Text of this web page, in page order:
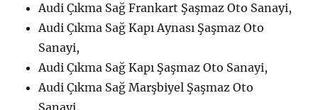
Audi Çıkma Sağ Frankart Şaşmaz Oto Sanayi,
Audi Çıkma Sağ Kapı Aynası Şaşmaz Oto
Sanayi,
Audi Çıkma Sağ Kapı Şaşmaz Oto Sanayi,
Audi Çıkma Sağ Marşbiyel Şaşmaz Oto
Sanayi,